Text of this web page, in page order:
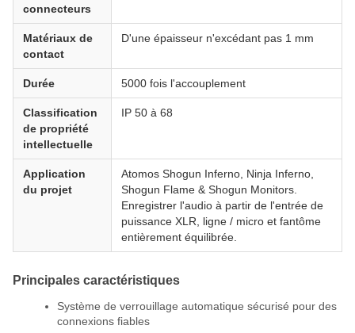
connecteurs
Matériaux de
contact
D'une épaisseur n'excédant pas 1 mm
Durée 5000 fois l'accouplement
Classification
de propriété
intellectuelle
IP 50 à 68
Application
du projet
Atomos Shogun Inferno, Ninja Inferno,
Shogun Flame & Shogun Monitors.
Enregistrer l'audio à partir de l'entrée de
puissance XLR, ligne / micro et fantôme
entièrement équilibrée.
Principales caractéristiques
Système de verrouillage automatique sécurisé pour des
connexions fiables